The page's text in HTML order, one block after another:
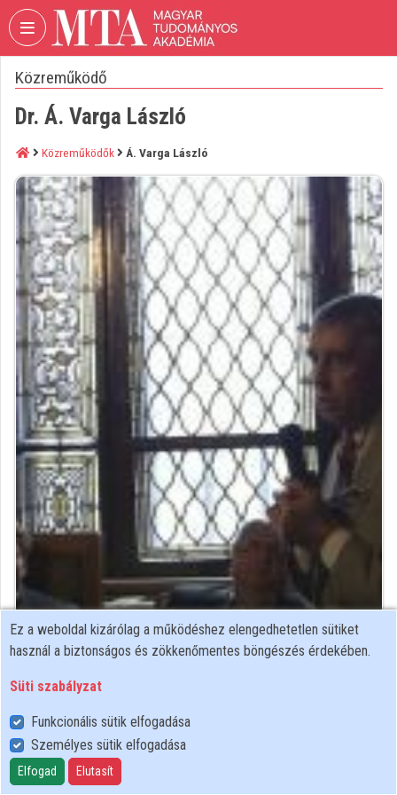
Fejléc kihagyása Menü kihagyása Tartalom kihagyása
VIDEOTORIUM
MAGYAR
TUDOMÁNYOS
Intézményi kezdőlap
Bejelentkezés
Intézményi felfedezés
Kategóriák
Intézményi listák
Intézmények
Közreműködők
Közreműködő
Dr. Á. Varga László
Közreműködők Á. Varga László
főigazgató
Közreműködő felvételei
Névjegyek
Névjegy
Ez a weboldal kizárólag a működéshez elengedhetetlen sütiket
használ a biztonságos és zökkenőmentes böngészés érdekében.
Süti szabályzat
Funkcionális sütik elfogadása
Személyes sütik elfogadása
Elfogad Elutasít